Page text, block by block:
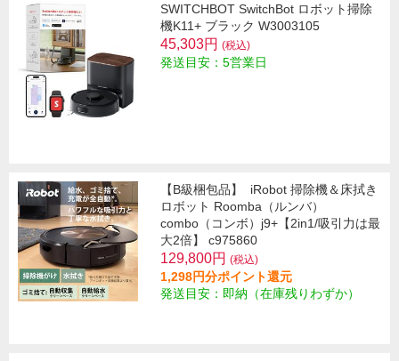
SWITCHBOT SwitchBot ロボット掃除
機K11+ ブラック W3003105
45,303円 (税込)
発送目安：5営業日
【B級梱包品】
iRobot 掃除機＆床拭き
ロボット Roomba（ルンバ）
combo（コンボ）j9+【2in1/吸引力は最
大2倍】 c975860
129,800円 (税込)
1,298円分ポイント還元
発送目安：即納（在庫残りわずか）